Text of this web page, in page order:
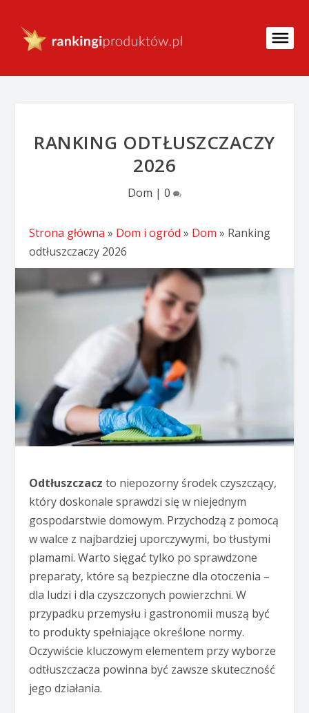
RANKING ODTŁUSZCZACZY
2026
Dom | 0
Strona główna » Dom i ogród » Dom » Ranking
odtłuszczaczy 2026
Odtłuszczacz to niepozorny środek czyszczący,
który doskonale sprawdzi się w niejednym
gospodarstwie domowym. Przychodzą z pomocą
w walce z najbardziej uporczywymi, bo tłustymi
plamami. Warto sięgać tylko po sprawdzone
preparaty, które są bezpieczne dla otoczenia –
dla ludzi i dla czyszczonych powierzchni. W
przypadku przemysłu i gastronomii muszą być
to produkty spełniające określone normy.
Oczywiście kluczowym elementem przy wyborze
odtłuszczacza powinna być zawsze skuteczność
jego działania.